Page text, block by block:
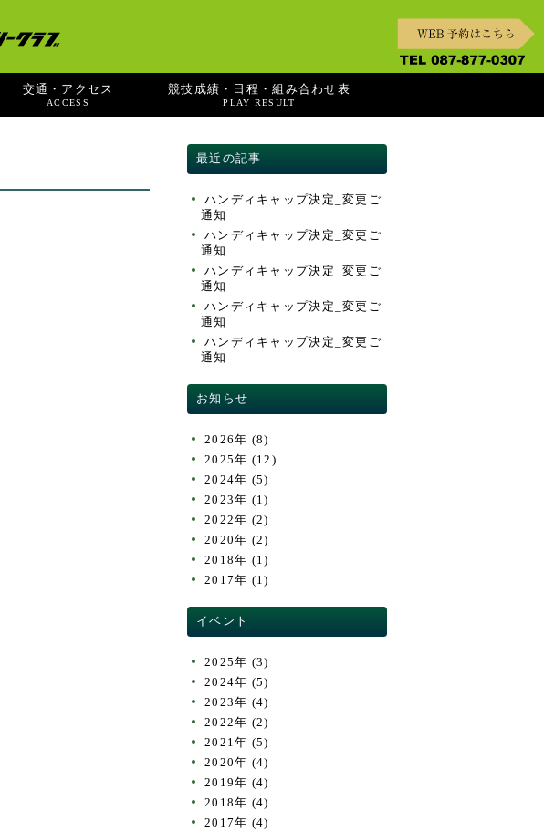
交通・アクセス
ACCESS
競技成績・日程・組み合わせ表
PLAY RESULT
最近の記事
ハンディキャップ決定_変更ご
通知
ハンディキャップ決定_変更ご
通知
ハンディキャップ決定_変更ご
通知
ハンディキャップ決定_変更ご
通知
ハンディキャップ決定_変更ご
通知
お知らせ
2026年 (8)
2025年 (12)
2024年 (5)
2023年 (1)
2022年 (2)
2020年 (2)
2018年 (1)
2017年 (1)
イベント
2025年 (3)
2024年 (5)
2023年 (4)
2022年 (2)
2021年 (5)
2020年 (4)
2019年 (4)
2018年 (4)
2017年 (4)